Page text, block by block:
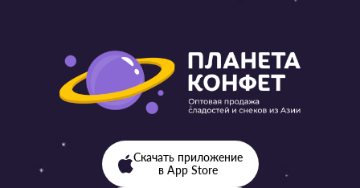
Скачать приложение
в App Store